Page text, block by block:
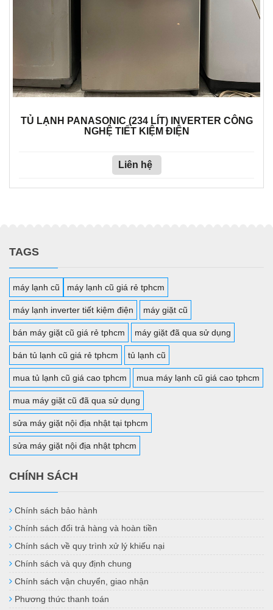
TỦ LẠNH PANASONIC (234 LÍT) INVERTER CÔNG
NGHỆ TIẾT KIỆM ĐIỆN
Liên hệ
TAGS
máy lạnh cũ máy lạnh cũ giá rẻ tphcm
máy lạnh inverter tiết kiệm điện máy giặt cũ
bán máy giặt cũ giá rẻ tphcm máy giặt đã qua sử dụng
bán tủ lạnh cũ giá rẻ tphcm tủ lạnh cũ
mua tủ lạnh cũ giá cao tphcm mua máy lạnh cũ giá cao tphcm
mua máy giặt cũ đã qua sử dụng
sửa máy giặt nội địa nhật tại tphcm
sửa máy giặt nội địa nhật tphcm
CHÍNH SÁCH
Chính sách bảo hành
Chính sách đổi trả hàng và hoàn tiền
Chính sách về quy trình xử lý khiếu nại
Chính sách và quy định chung
Chính sách vận chuyển, giao nhận
Phương thức thanh toán